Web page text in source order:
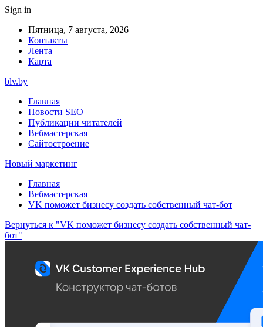
Sign in
Пятница, 7 августа, 2026
Контакты
Лента
Карта
blv.by
Главная
Новости SEO
Публикации читателей
Вебмастерская
Сайтостроение
Новый маркетинг
Главная
Вебмастерская
VK поможет бизнесу создать собственный чат-бот
Вернуться к "VK поможет бизнесу создать собственный чат-
бот"